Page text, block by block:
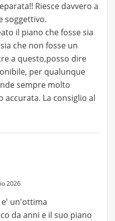
Riesce davvero a
soggettivo.
il piano che fosse sia
che non fosse un
a questo,posso dire
per qualunque
sempre molto
accurata. La consiglio al
2026
e' un'ottima
da anni e il suo piano